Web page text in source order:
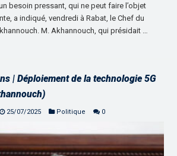
besoin pressant, qui ne peut faire l’objet
a indiqué, vendredi à Rabat, le Chef du
M. Akhannouch, qui présidait …
| Déploiement de la technologie 5G
25/07/2025 Politique 0